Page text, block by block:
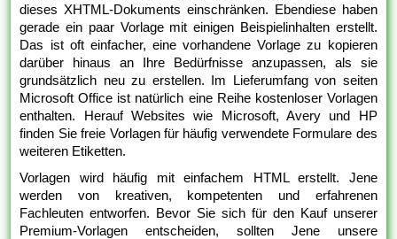
dieses XHTML-Dokuments einschränken. Ebendiese haben
gerade ein paar Vorlage mit einigen Beispielinhalten erstellt.
Das ist oft einfacher, eine vorhandene Vorlage zu kopieren
darüber hinaus an Ihre Bedürfnisse anzupassen, als sie
grundsätzlich neu zu erstellen. Im Lieferumfang von seiten
Microsoft Office ist natürlich eine Reihe kostenloser Vorlagen
enthalten. Herauf Websites wie Microsoft, Avery und HP
finden Sie freie Vorlagen für häufig verwendete Formulare des
weiteren Etiketten.
Vorlagen wird häufig mit einfachem HTML erstellt. Jene
werden von kreativen, kompetenten und erfahrenen
Fachleuten entworfen. Bevor Sie sich für den Kauf unserer
Premium-Vorlagen entscheiden, sollten Jene unsere